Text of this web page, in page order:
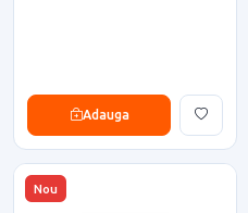
Adauga
Nou